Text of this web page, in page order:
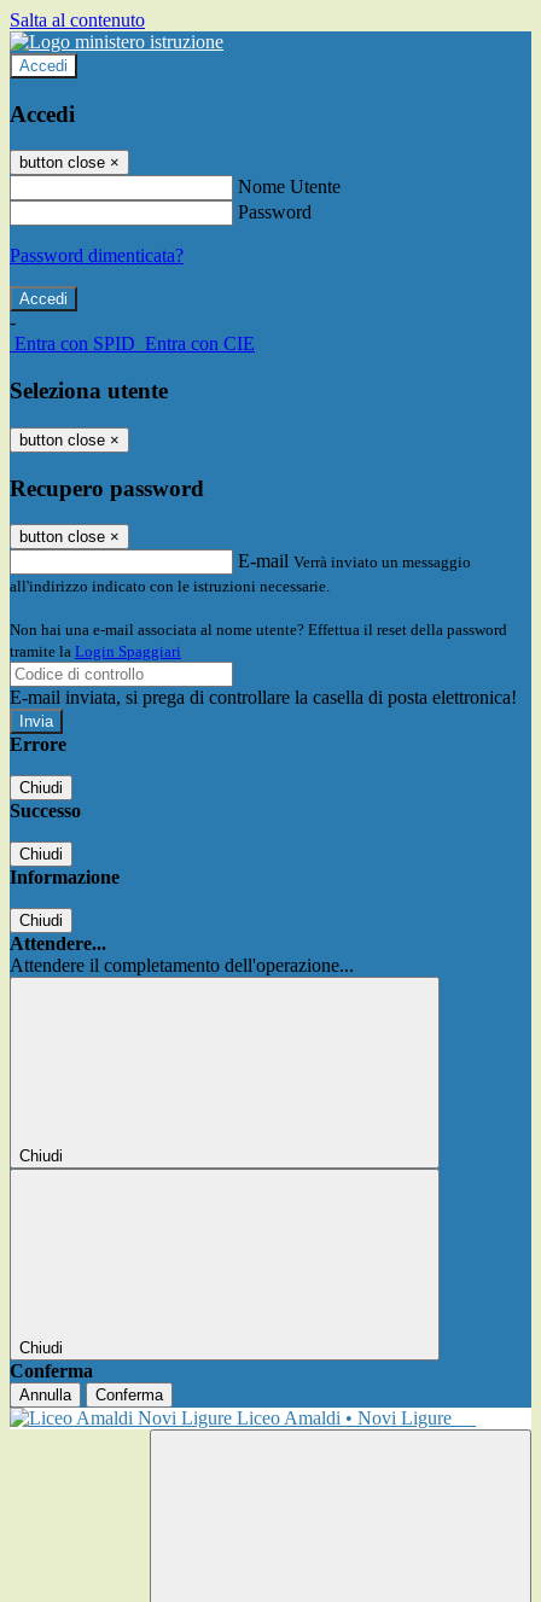
Salta al contenuto
Accedi
Accedi
button close ×
Nome Utente
Password
Password dimenticata?
-
Entra con SPID Entra con CIE
Seleziona utente
button close ×
Recupero password
button close ×
E-mail Verrà inviato un messaggio
all'indirizzo indicato con le istruzioni necessarie.
Non hai una e-mail associata al nome utente? Effettua il reset della password
tramite la Login Spaggiari
E-mail inviata, si prega di controllare la casella di posta elettronica!
Errore
Chiudi
Successo
Chiudi
Informazione
Chiudi
Attendere...
Attendere il completamento dell'operazione...
Chiudi
Chiudi
Conferma
Annulla Conferma
Liceo Amaldi • Novi Ligure